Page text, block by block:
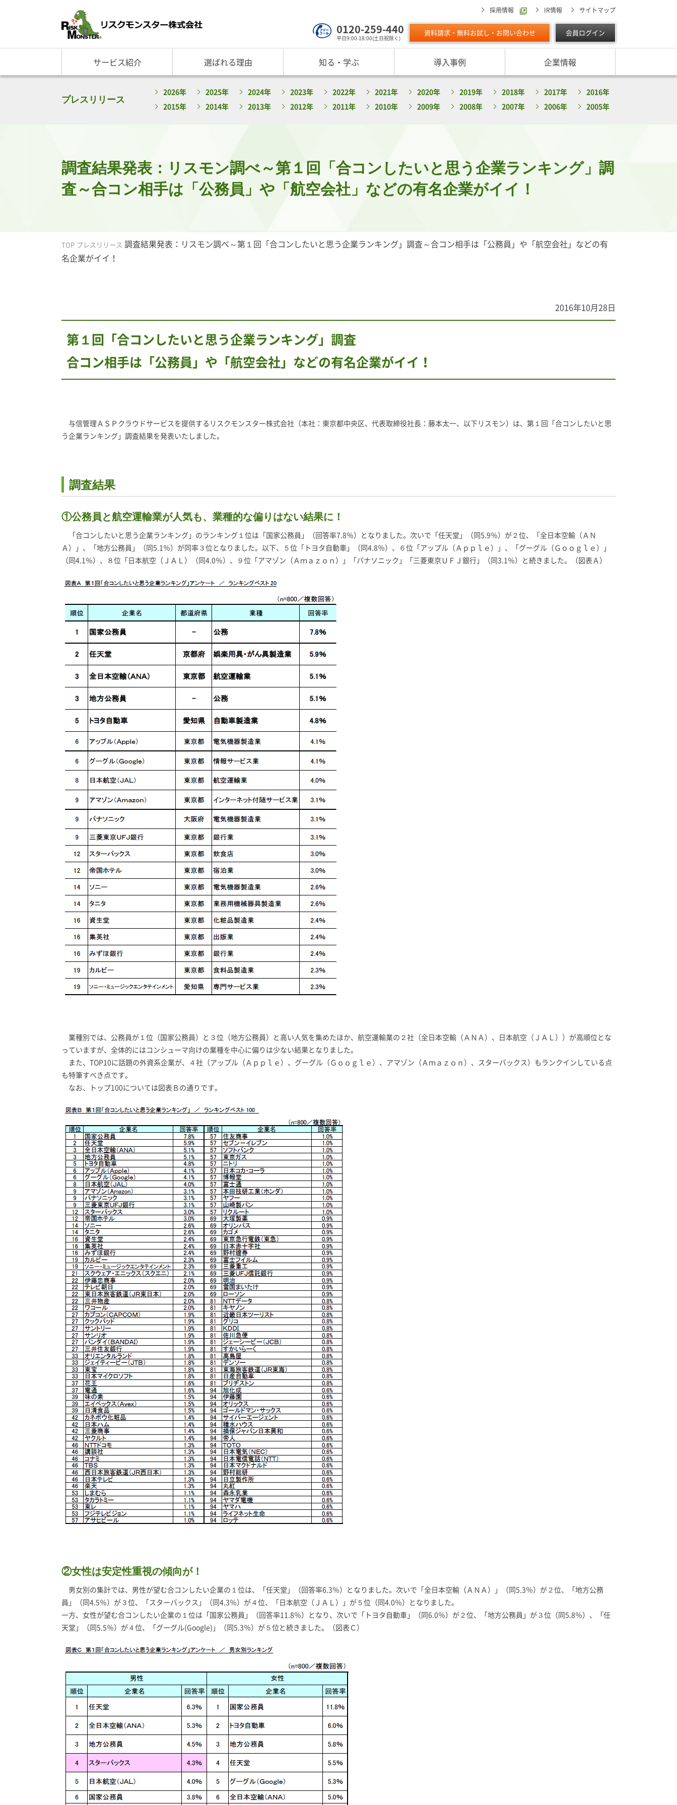
採用情報 IR情報 サイトマップ
0120-259-440
平日9:00-18:00(土日祝除く)
資料請求・無料お試し・お問い合わせ 会員ログイン
サービス紹介
与信管理サービス
反社チェックサービス
企業データ活用サービス
社員研修・リスクマネジメント研修
現在の評価指標に不満がある
反社チェックツールの
最適な与信限度額の設定方法は
IPOに向けて
選ばれる理由
RM格付
RM与信限度額
反社チェックヒートマップ
企業リスク管理への独自AI活用
サービスのご利用について
ご利用料金
ご入会方法
サービスに対する取り組み
よくあるご質問
知る・学ぶ
基礎講座
リスモングの与信管理講座
ビジネス実務与信管理検定試験
お役立ちコンテンツ
与信管理の役割が知りたい
内部統制を強化するための与信管理
リスクモンスターの独自調査レポート
リスモン調べ（直近リリース）
書籍のご案内
導入事例 企業情報
リスクモンスターについて
トップメッセージ
グループ紹介
沿革とサービスの変遷
リスモンの目指すところ
取り組み
サービス品質向上
リスモンポイントプログラム
リスモン財団
ニュース
プレスリリース
プレスリリース
2026年 2025年 2024年 2023年 2022年 2021年 2020年 2019年 2018年 2017年 2016年
2015年 2014年 2013年 2012年 2011年 2010年 2009年 2008年 2007年 2006年 2005年
調査結果発表：リスモン調べ～第１回「合コンしたいと思う企業ランキング」調
査～合コン相手は「公務員」や「航空会社」などの有名企業がイイ！
TOP プレスリリース 調査結果発表：リスモン調べ～第１回「合コンしたいと思う企業ランキング」調査～合コン相手は「公務員」や「航空会社」などの有
名企業がイイ！
2016年10月28日
第１回「合コンしたいと思う企業ランキング」調査
合コン相手は「公務員」や「航空会社」などの有名企業がイイ！
与信管理ＡＳＰクラウドサービスを提供するリスクモンスター株式会社（本社：東京都中央区、代表取締役社長：藤本太一、以下リスモン）は、第１回「合コンしたいと思
う企業ランキング」調査結果を発表いたしました。
調査結果
①公務員と航空運輸業が人気も、業種的な偏りはない結果に！
「合コンしたいと思う企業ランキング」のランキング１位は「国家公務員」（回答率7.8％）となりました。次いで「任天堂」（同5.9％）が２位、「全日本空輸（ＡＮ
Ａ）」、「地方公務員」（同5.1％）が同率３位となりました。以下、５位「トヨタ自動車」（同4.8％）、６位「アップル（Ａｐｐｌｅ）」、「グーグル（Ｇｏｏｇｌｅ）」
（同4.1％）、８位「日本航空（ＪＡＬ）（同4.0％）、９位「アマゾン（Ａｍａｚｏｎ）」「パナソニック」「三菱東京ＵＦＪ銀行」（同3.1％）と続きました。（図表Ａ）
業種別では、公務員が１位（国家公務員）と３位（地方公務員）と高い人気を集めたほか、航空運輸業の２社（全日本空輸（ＡＮＡ）、日本航空（ＪＡＬ））が高順位とな
っていますが、全体的にはコンシューマ向けの業種を中心に偏りは少ない結果となりました。
また、TOP10に話題の外資系企業が、４社（アップル（Ａｐｐｌｅ）、グーグル（Ｇｏｏｇｌｅ）、アマゾン（Ａｍａｚｏｎ）、スターバックス）もランクインしている点
も特筆すべき点です。
なお、トップ100については図表Ｂの通りです。
②女性は安定性重視の傾向が！
男女別の集計では、男性が望む合コンしたい企業の１位は、「任天堂」（回答率6.3％）となりました。次いで「全日本空輸（ＡＮＡ）」（同5.3％）が２位、「地方公務
員」（同4.5％）が３位、「スターバックス」（同4.3％）が４位、「日本航空（ＪＡＬ）」が５位（同4.0％）となりました。
一方、女性が望む合コンしたい企業の１位は「国家公務員」（回答率11.8％）となり、次いで「トヨタ自動車」（同6.0％）が２位、「地方公務員」が３位（同5.8％）、「任
天堂」（同5.5％）が４位、「グーグル(Google)」（同5.3％）が５位と続きました。（図表Ｃ）